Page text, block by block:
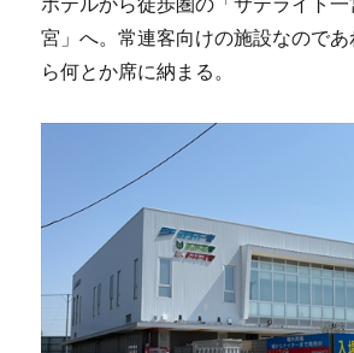
ホテルから徒歩圏の「サテライト
宮」へ。常連客向けの施設なので
ら何とか席に納まる。